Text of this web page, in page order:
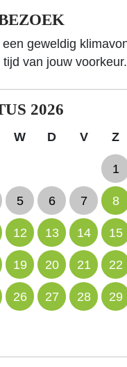
geweldig
van jouw voorkeur.
2026
W D V Z
1
5 6 7 8
12 13 14 15
19 20 21 22
26 27 28 29